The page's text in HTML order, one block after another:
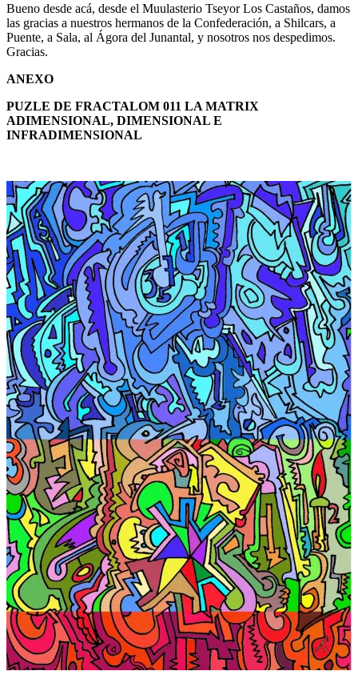
Bueno desde acá, desde el Muulasterio Tseyor Los Castaños, damos
las gracias a nuestros hermanos de la Confederación, a Shilcars, a
Puente, a Sala, al Ágora del Junantal, y nosotros nos despedimos.
Gracias.
ANEXO
PUZLE DE FRACTALOM 011 LA MATRIX
ADIMENSIONAL, DIMENSIONAL E
INFRADIMENSIONAL